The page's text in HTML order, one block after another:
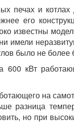
печах и
его
известны
имели
было не
600 кВт
на
разница
но при